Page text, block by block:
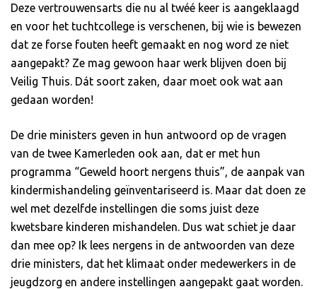
Deze vertrouwensarts die nu al twéé keer is aangeklaagd
en voor het tuchtcollege is verschenen, bij wie is bewezen
dat ze forse fouten heeft gemaakt en nog word ze niet
aangepakt? Ze mag gewoon haar werk blijven doen bij
Veilig Thuis. Dát soort zaken, daar moet ook wat aan
gedaan worden!
De drie ministers geven in hun antwoord op de vragen
van de twee Kamerleden ook aan, dat er met hun
programma “Geweld hoort nergens thuis”, de aanpak van
kindermishandeling geïnventariseerd is. Maar dat doen ze
wel met dezelfde instellingen die soms juist deze
kwetsbare kinderen mishandelen. Dus wat schiet je daar
dan mee op? Ik lees nergens in de antwoorden van deze
drie ministers, dat het klimaat onder medewerkers in de
jeugdzorg en andere instellingen aangepakt gaat worden.